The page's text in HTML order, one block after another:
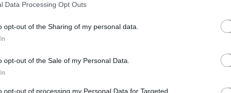
Data Processing Opt Outs
opt-out of the Sharing of my personal data.
opt-out of the Sale of my Personal Data.
opt-out of processing my Personal Data for Targeted
due calciatori
Partite a voto